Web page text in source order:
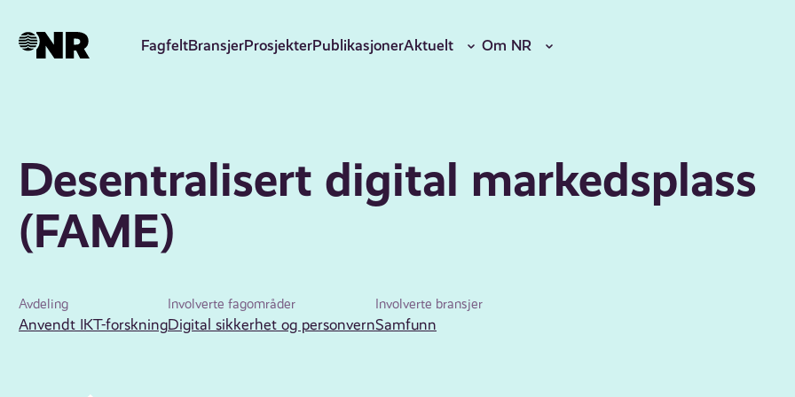
hovedinnhold
FagfeltBransjerProsjekterPublikasjonerAktuelt Om NR
Desentralisert digital markedsplass
(FAME)
Avdeling
Anvendt IKT-forskning
Involverte fagområder
Digital sikkerhet og personvern
Involverte bransjer
Samfunn